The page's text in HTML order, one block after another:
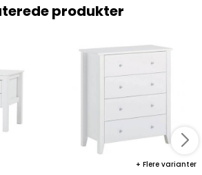
produkter
Flere varianter